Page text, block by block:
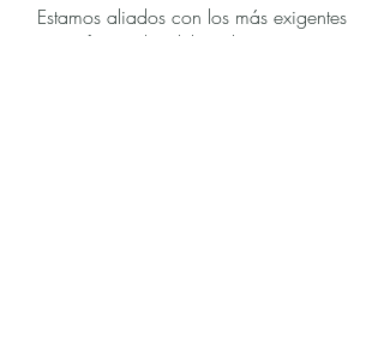
Estamos aliados con los más exigentes
profesionales del medio, quienes